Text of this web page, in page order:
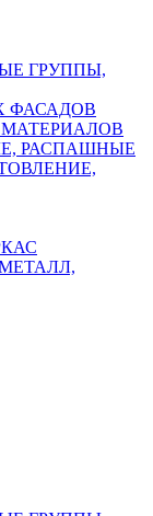
ГРУППЫ,
ФАСАДОВ
РАСПАШНЫЕ